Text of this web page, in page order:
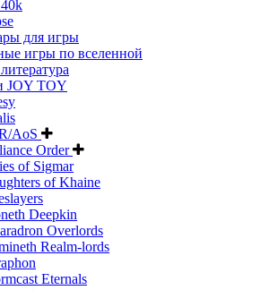
для игры
игры по вселенной
JOY TOY
AoS
Order
of Sigmar
of Khaine
Deepkin
Overlords
Realm-lords
Eternals